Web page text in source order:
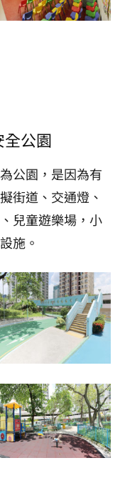
全公園
公園，是因為有
街道、交通燈、
兒童遊樂場，小
施。